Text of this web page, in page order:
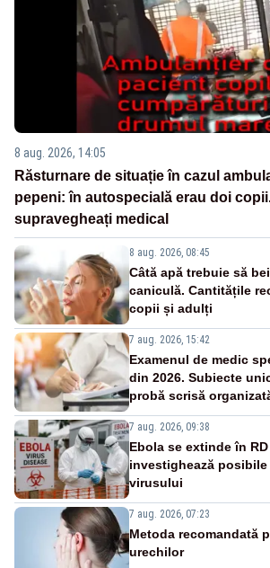
8 aug. 2026, 14:05
Răsturnare de situație în cazul
pepeni: în autospecială erau doi
supravegheați medical
8 aug. 2026, 08:45
Câtă apă trebuie să
caniculă. Cantitățile
copii și adulți
7 aug. 2026, 15:42
Examenul de medic
din 2026. Subiecte
probă scrisă
7 aug. 2026, 09:38
Ebola se extinde în
investighează
virusului
7 aug. 2026, 07:23
Metoda recomandată
urechilor